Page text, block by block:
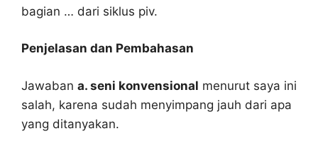
bagian … dari siklus piv.
Penjelasan dan Pembahasan
Jawaban a. seni konvensional menurut saya ini
salah, karena sudah menyimpang jauh dari apa
yang ditanyakan.